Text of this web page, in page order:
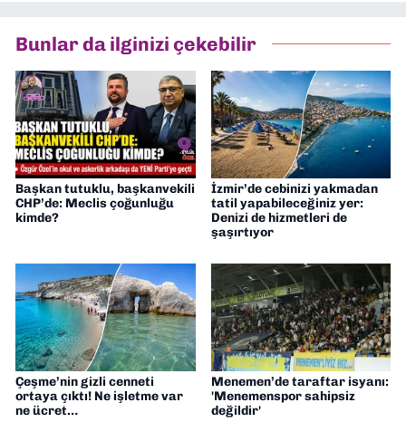
Müdürü” olarak görev almaktayım. Hak
odaklı haberciliğe dair çalışmalar
yapıyorum
Bunlar da ilginizi çekebilir
Başkan tutuklu, başkanvekili
CHP’de: Meclis çoğunluğu
kimde?
İzmir’de cebinizi yakmadan
tatil yapabileceğiniz yer:
Denizi de hizmetleri de
şaşırtıyor
Çeşme’nin gizli cenneti
ortaya çıktı! Ne işletme var
ne ücret…
Menemen’de taraftar isyanı:
'Menemenspor sahipsiz
değildir'